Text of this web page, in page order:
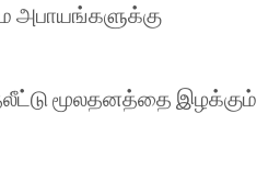
அபாயங்களுக்கு
மூலதனத்தை இழக்கும்